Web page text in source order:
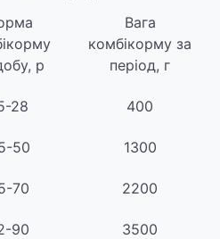
р
Вага
комбікорму за
період, г
28 400
50 1300
70 2200
90 3500